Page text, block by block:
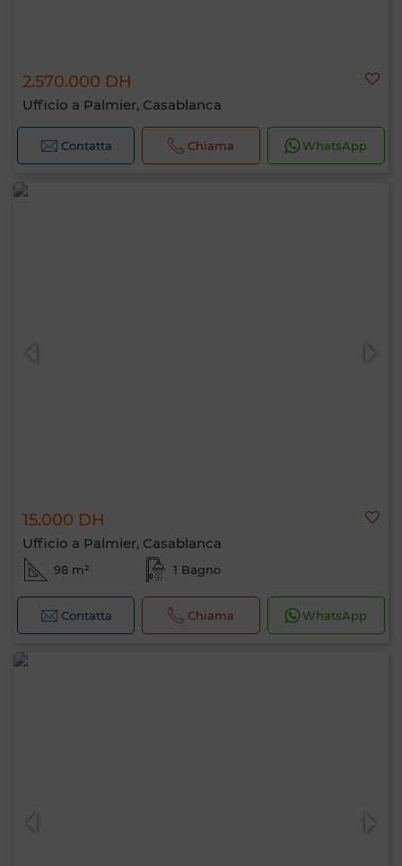
2.570.000 DH
Ufficio a Palmier, Casablanca
Contatta Chiama WhatsApp
15.000 DH
Ufficio a Palmier, Casablanca
98 m² 1 Bagno
Contatta Chiama WhatsApp